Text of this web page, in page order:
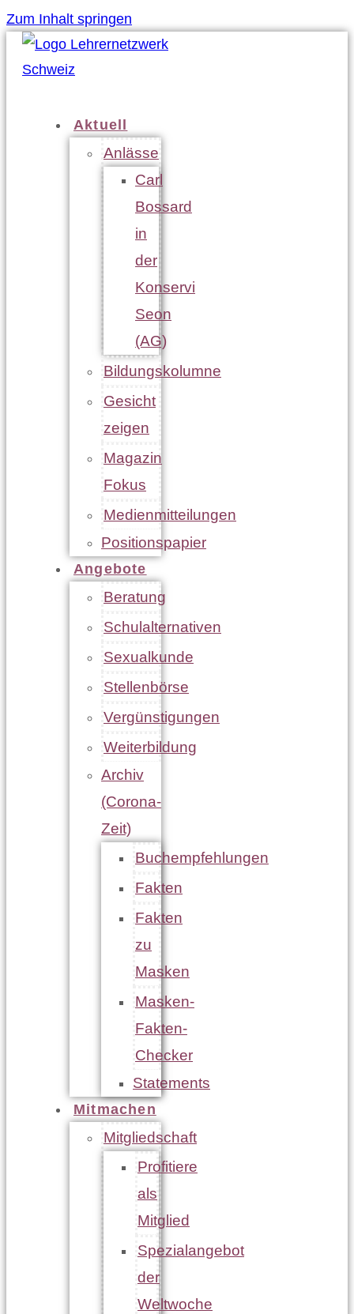
Zum Inhalt springen
Aktuell
Anlässe
Carl
Bossard
in
der
Konservi
Seon
(AG)
Bildungskolumne
Gesicht
zeigen
Magazin
Fokus
Medienmitteilungen
Positionspapier
Angebote
Beratung
Schulalternativen
Sexualkunde
Stellenbörse
Vergünstigungen
Weiterbildung
Archiv
(Corona-
Zeit)
Buchempfehlungen
Fakten
Fakten
zu
Masken
Masken-
Fakten-
Checker
Statements
Mitmachen
Mitgliedschaft
Profitiere
als
Mitglied
Spezialangebot
der
Weltwoche